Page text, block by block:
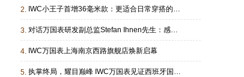
2. IWC小王子首增36毫米款：更适合日常穿搭的选择
3. 对话万国表研发副总监Stefan Ihnen先生：感受万国表的工程钻研精神与创新内核！
4. IWC万国表上海南京西路旗舰店焕新启幕
5. 执掌终局，耀目巅峰 IWC万国表见证西班牙国家足球队问鼎2026国际足联世界杯